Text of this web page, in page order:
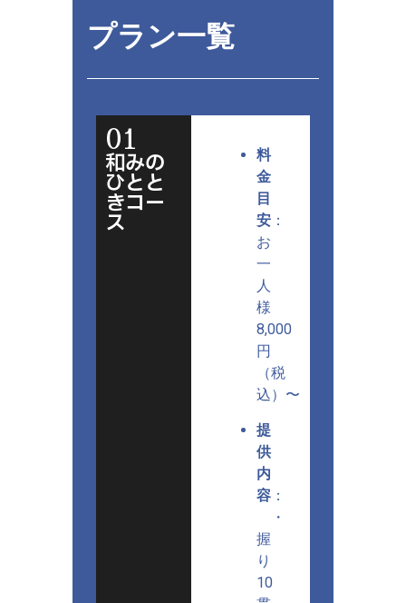
プラン一覧
01
和みの
ひとと
きコー
ス
料
金
目
安：
お
一
人
様
8,000
円
（税
込）〜
提
供
内
容：
・
握
り
10